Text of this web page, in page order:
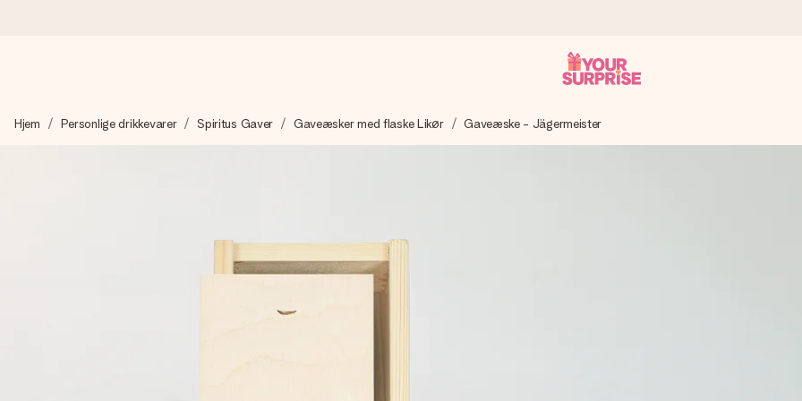
Vi laver din gave med omhu og sender den lynhurtigt – så du kan give den på det helt rette tidspunkt, når den betyder allermest.
Hjem Personlige drikkevarer Spiritus Gaver Gaveæsker med flaske Likør Gaveæske - Jägermeister